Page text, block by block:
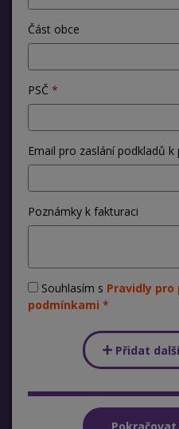
Část obce
PSČ
Email pro zaslání podkladů k
Poznámky k fakturaci
Souhlasím s Pravidly pro
podmínkami
Přidat